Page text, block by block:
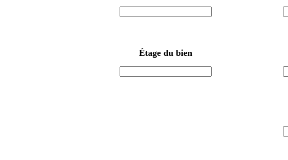
Étage du bien